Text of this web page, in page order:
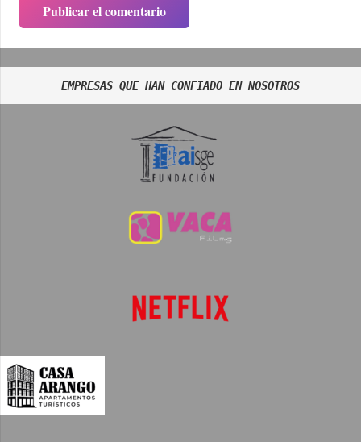
Publicar el comentario
EMPRESAS QUE HAN CONFIADO EN NOSOTROS